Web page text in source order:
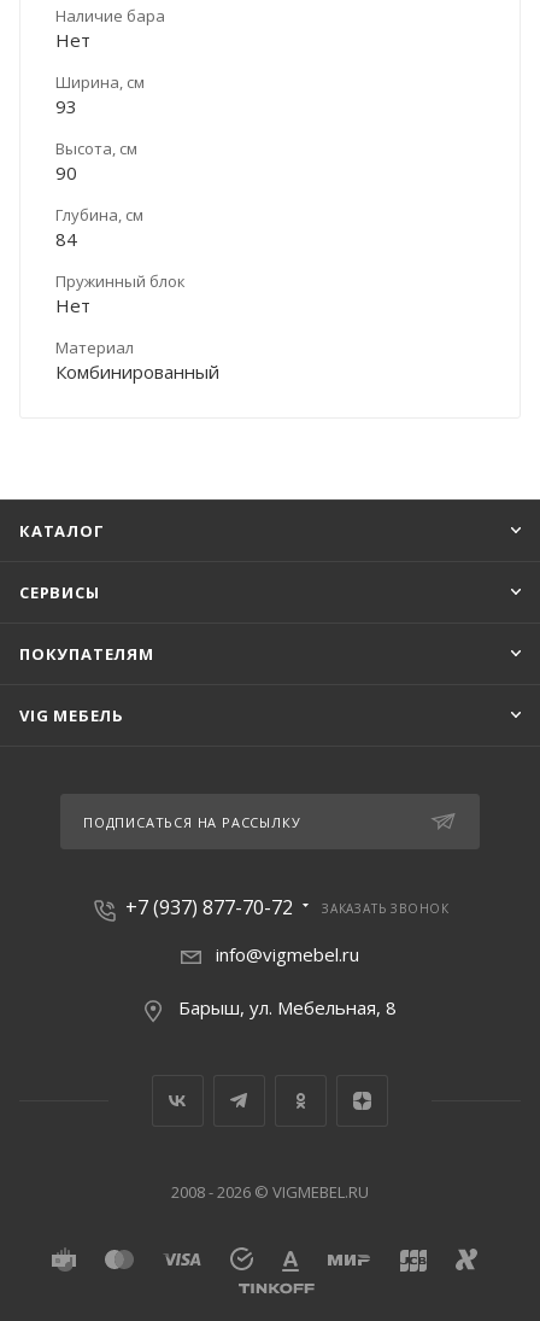
Наличие бара
Нет
Ширина, см
93
Высота, см
90
Глубина, см
84
Пружинный блок
Нет
Материал
Комбинированный
КАТАЛОГ
СЕРВИСЫ
ПОКУПАТЕЛЯМ
VIG МЕБЕЛЬ
ПОДПИСАТЬСЯ НА РАССЫЛКУ
+7 (937) 877-70-72 ЗАКАЗАТЬ ЗВОНОК
info@vigmebel.ru
Барыш, ул. Мебельная, 8
2008 - 2026 © VIGMEBEL.RU